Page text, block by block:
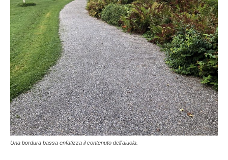
Una bordura bassa enfatizza il contenuto dell'aiuola.